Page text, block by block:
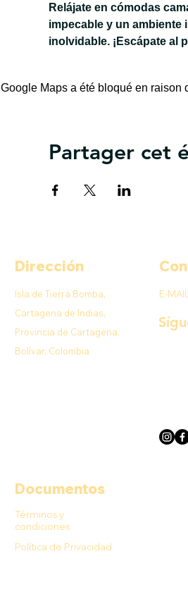
Relájate en cómodas
impecable y un ambiente
inolvidable. ¡Escápate al
Google Maps a été bloqué en raison
Partager cet
Dirección
Isla de Tierra Bomba,
Cartagena de Indias,
Provincia de Cartagena,
Bolívar, Colombia
E-
Documentos
Términos y
condiciones
Política de Privacidad